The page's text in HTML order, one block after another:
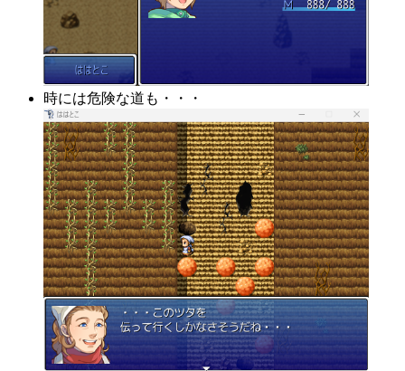
時には危険な道も・・・